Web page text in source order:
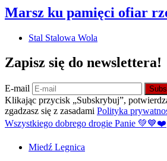
Marsz ku pamięci ofiar
Stal Stalowa Wola
Zapisz się do newslettera!
E-mail
Klikając przycisk „Subskrybuj”,
zgadzasz się z zasadami Polityka
Wszystkiego dobrego drogie Panie 💚💙❤️
Miedź Legnica